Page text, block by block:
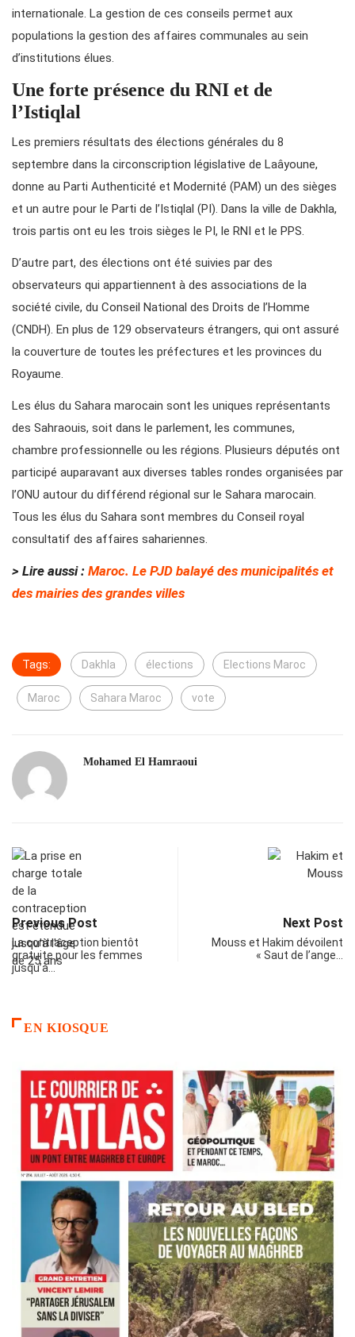
internationale. La gestion de ces conseils permet aux
populations la gestion des affaires communales au sein
d’institutions élues.
Une forte présence du RNI et de
l’Istiqlal
Les premiers résultats des élections générales du 8
septembre dans la circonscription législative de Laâyoune,
donne au Parti Authenticité et Modernité (PAM) un des sièges
et un autre pour le Parti de l’Istiqlal (PI). Dans la ville de Dakhla,
trois partis ont eu les trois sièges le PI, le RNI et le PPS.
D’autre part, des élections ont été suivies par des
observateurs qui appartiennent à des associations de la
société civile, du Conseil National des Droits de l’Homme
(CNDH). En plus de 129 observateurs étrangers, qui ont assuré
la couverture de toutes les préfectures et les provinces du
Royaume.
Les élus du Sahara marocain sont les uniques représentants
des Sahraouis, soit dans le parlement, les communes,
chambre professionnelle ou les régions. Plusieurs députés ont
participé auparavant aux diverses tables rondes organisées par
l’ONU autour du différend régional sur le Sahara marocain.
Tous les élus du Sahara sont membres du Conseil royal
consultatif des affaires sahariennes.
> Lire aussi : Maroc. Le PJD balayé des municipalités et
des mairies des grandes villes
Tags: Dakhla élections Elections Maroc
Maroc Sahara Maroc vote
Mohamed El Hamraoui
Previous Post
La contraception bientôt
gratuite pour les femmes
jusqu’à…
Next Post
Mouss et Hakim dévoilent
« Saut de l’ange…
EN KIOSQUE